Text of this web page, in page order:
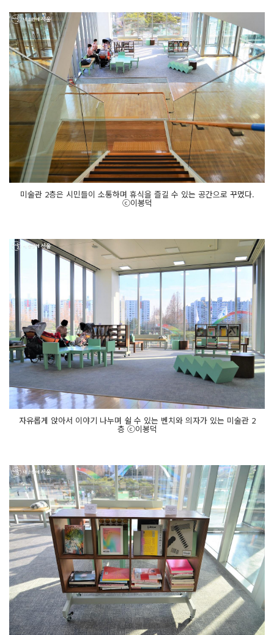
미술관 2층은 시민들이 소통하며 휴식을 즐길 수 있는 공간으로 꾸몄다.
ⓒ이봉덕
자유롭게 앉아서 이야기 나누며 쉴 수 있는 벤치와 의자가 있는 미술관 2
층 ⓒ이봉덕